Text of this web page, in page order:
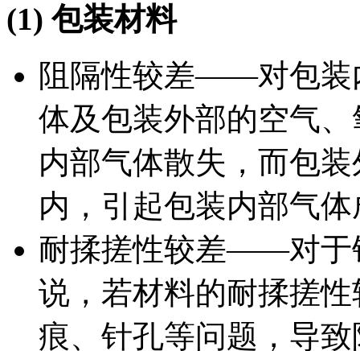
(1)包装材料
阻隔性较差——对包装
体及包装外部的空气
内部气体散失，而包
内，引起包装内部气
耐揉搓性较差——对于
说，若材料的耐揉搓
痕、针孔等问题，导